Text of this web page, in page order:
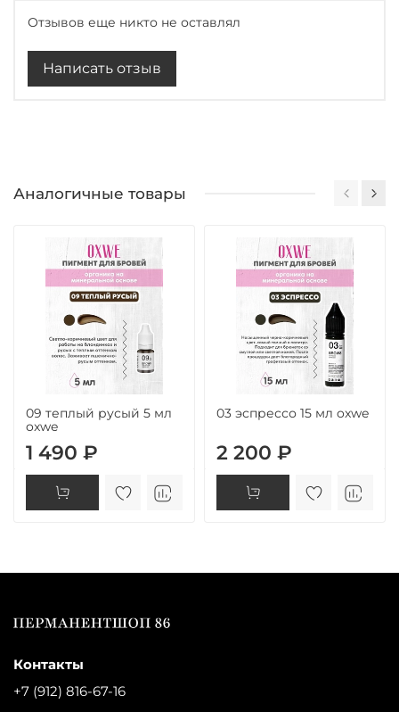
Отзывов еще никто не оставлял
Написать отзыв
Аналогичные товары
09 теплый русый 5 мл
oxwe
1 490 ₽
03 эспрессо 15 мл oxwe
2 200 ₽
Контакты
+7 (912) 816-67-16